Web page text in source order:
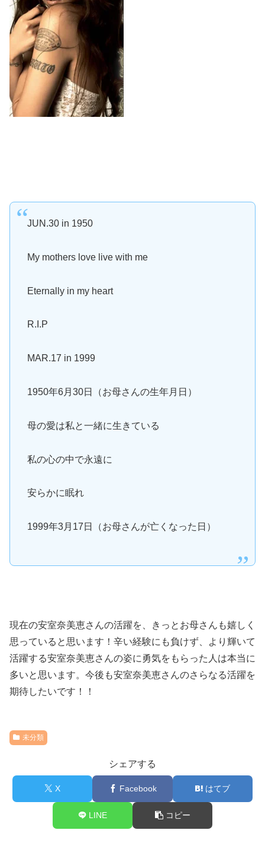
JUN.30 in 1950
My mothers love live with me
Eternally in my heart
R.I.P
MAR.17 in 1999
1950年6月30日（お母さんの生年月日）
母の愛は私と一緒に生きている
私の心の中で永遠に
安らかに眠れ
1999年3月17日（お母さんが亡くなった日）
現在の安室奈美恵さんの活躍を、きっとお母さんも嬉しく
思っていると思います！辛い経験にも負けず、より輝いて
活躍する安室奈美恵さんの姿に勇気をもらった人は本当に
多いと思います。今後も安室奈美恵さんのさらなる活躍を
期待したいです！！
未分類
シェアする
X Facebook はてブ
LINE コピー